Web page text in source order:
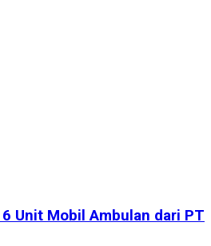
Unit Mobil Ambulan dari PT